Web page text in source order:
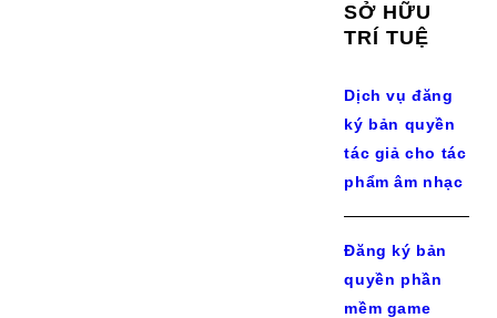
SỞ HỮU
TRÍ TUỆ
Dịch vụ đăng
ký bản quyền
tác giả cho tác
phẩm âm nhạc
Đăng ký bản
quyền phần
mềm game